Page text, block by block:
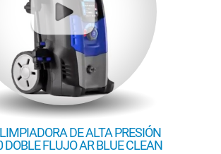
DE ALTA PRESIÓN
DOBLE FLUJO AR BLUE CLEAN